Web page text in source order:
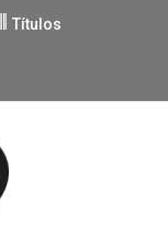
Títulos